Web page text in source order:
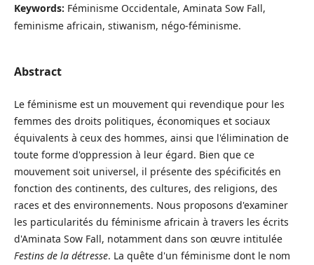
Keywords: Féminisme Occidentale, Aminata Sow Fall,
feminisme africain, stiwanism, négo-féminisme.
Abstract
Le féminisme est un mouvement qui revendique pour les
femmes des droits politiques, économiques et sociaux
équivalents à ceux des hommes, ainsi que l'élimination de
toute forme d'oppression à leur égard. Bien que ce
mouvement soit universel, il présente des spécificités en
fonction des continents, des cultures, des religions, des
races et des environnements. Nous proposons d'examiner
les particularités du féminisme africain à travers les écrits
d'Aminata Sow Fall, notamment dans son œuvre intitulée
Festins de la détresse. La quête d'un féminisme dont le nom